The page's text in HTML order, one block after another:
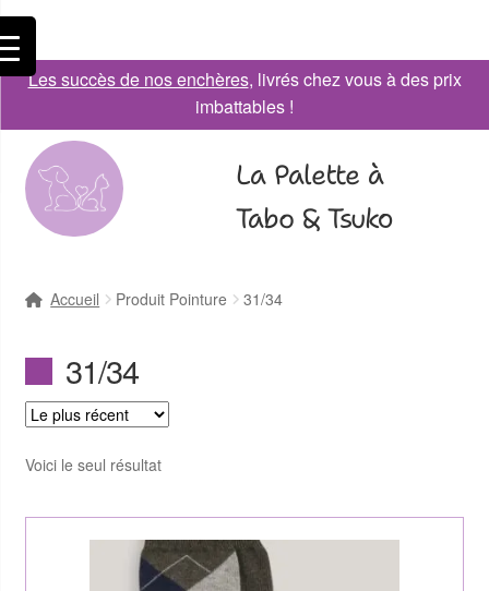
Les succès de nos enchères, livrés chez vous à des prix
imbattables !
La Palette à
Tabo & Tsuko
Accueil Produit Pointure 31/34
31/34
Voici le seul résultat